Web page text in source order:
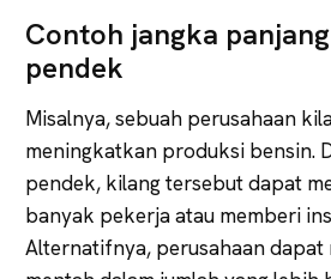
Contoh jangka
pendek
Misalnya, sebuah perusahaan
meningkatkan produksi bensin.
pendek, kilang tersebut dapat
banyak pekerja atau memberi
Alternatifnya, perusahaan dapat